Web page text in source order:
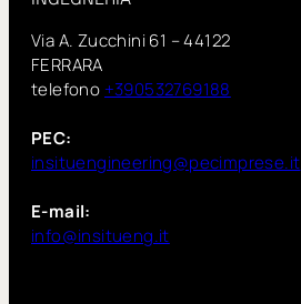
Via A. Zucchini 61 – 44122
FERRARA
telefono +390532769188
PEC:
insituengineering@pecimprese.it
E-mail:
info@insitueng.it